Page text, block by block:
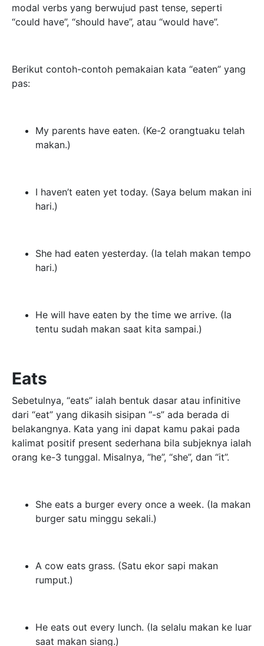
modal verbs yang berwujud past tense, seperti
“could have”, “should have”, atau “would have”.
Berikut contoh-contoh pemakaian kata “eaten” yang
pas:
My parents have eaten. (Ke-2 orangtuaku telah
makan.)
I haven’t eaten yet today. (Saya belum makan ini
hari.)
She had eaten yesterday. (Ia telah makan tempo
hari.)
He will have eaten by the time we arrive. (Ia
tentu sudah makan saat kita sampai.)
Eats
Sebetulnya, “eats” ialah bentuk dasar atau infinitive
dari “eat” yang dikasih sisipan “-s” ada berada di
belakangnya. Kata yang ini dapat kamu pakai pada
kalimat positif present sederhana bila subjeknya ialah
orang ke-3 tunggal. Misalnya, “he”, “she”, dan “it”.
She eats a burger every once a week. (Ia makan
burger satu minggu sekali.)
A cow eats grass. (Satu ekor sapi makan
rumput.)
He eats out every lunch. (Ia selalu makan ke luar
saat makan siang.)